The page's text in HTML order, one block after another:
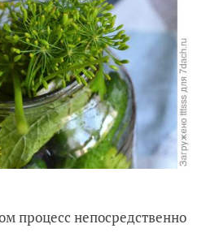
процесс непосредственно